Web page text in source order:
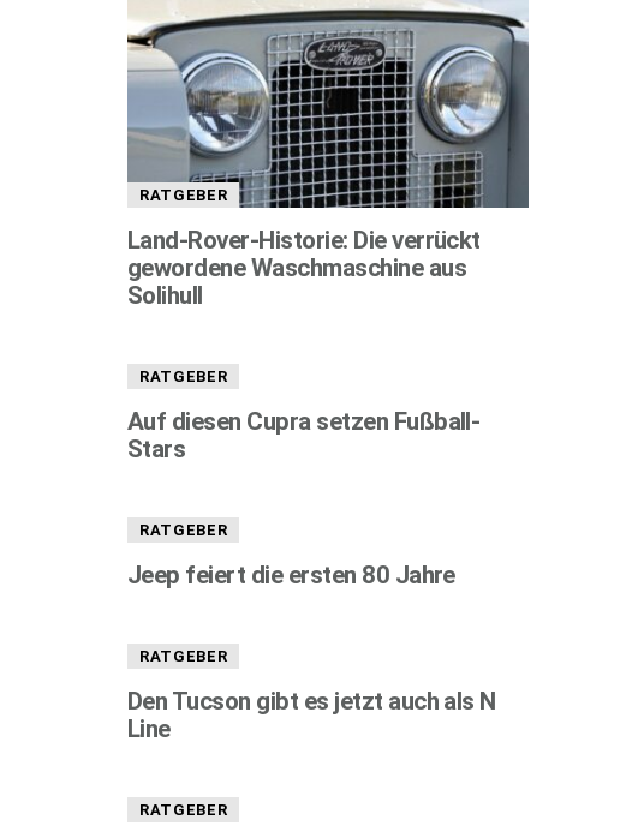
RATGEBER
Land-Rover-Historie: Die verrückt
gewordene Waschmaschine aus
Solihull
RATGEBER
Auf diesen Cupra setzen Fußball-
Stars
RATGEBER
Jeep feiert die ersten 80 Jahre
RATGEBER
Den Tucson gibt es jetzt auch als N
Line
RATGEBER